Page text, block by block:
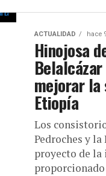
ACTUALIDAD hace
Hinojosa
mejorar la
Etiopía
Los
Pedroches y
proyecto de